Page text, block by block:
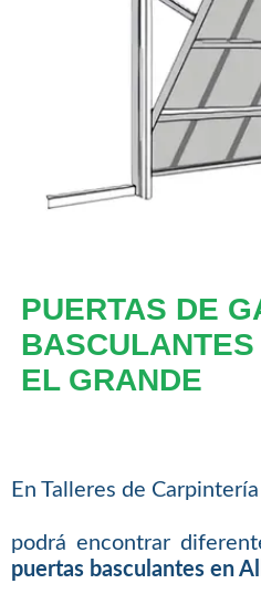
PUERTAS DE
EL GRANDE
En Talleres de
podrá encontrar
puertas basculantes en